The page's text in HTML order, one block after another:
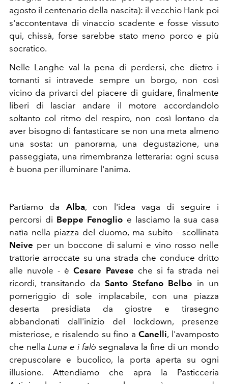
agosto il centenario della nascita): il vecchio Hank poi
s'accontentava di vinaccio scadente e fosse vissuto
qui, chissà, forse sarebbe stato meno porco e più
socratico.
Nelle Langhe val la pena di perdersi, che dietro i
tornanti si intravede sempre un borgo, non così
vicino da privarci del piacere di guidare, finalmente
liberi di lasciar andare il motore accordandolo
soltanto col ritmo del respiro, non così lontano da
aver bisogno di fantasticare se non una meta almeno
una sosta: un panorama, una degustazione, una
passeggiata, una rimembranza letteraria: ogni scusa
è buona per illuminare l'anima.
Partiamo da Alba, con l'idea vaga di seguire i
percorsi di Beppe Fenoglio e lasciamo la sua casa
natìa nella piazza del duomo, ma subito - scollinata
Neive per un boccone di salumi e vino rosso nelle
trattorie arroccate su una strada che conduce dritto
alle nuvole - èCesare Pavese che si fa strada nei
ricordi, transitando da Santo Stefano Belbo in un
pomeriggio di sole implacabile, con una piazza
deserta presidiata da giostre e tirasegno
abbandonati dall'inizio del lockdown, presenze
misteriose, e risalendo su fino aCanelli, l'avamposto
che nella Luna e i falò segnalava la fine di un mondo
crepuscolare e bucolico, la porta aperta su ogni
illusione. Attendiamo che apra la Pasticceria